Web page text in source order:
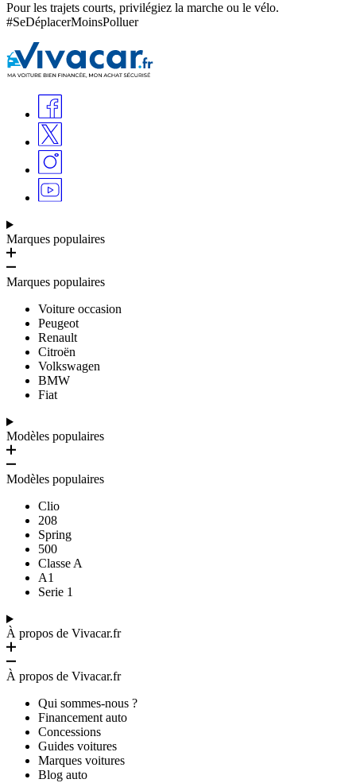
Pour les trajets courts, privilégiez la marche ou le vélo.
#SeDéplacerMoinsPolluer
Marques populaires
Marques populaires
Voiture occasion
Peugeot
Renault
Citroën
Volkswagen
BMW
Fiat
Modèles populaires
Modèles populaires
Clio
208
Spring
500
Classe A
A1
Serie 1
À propos de Vivacar.fr
À propos de Vivacar.fr
Qui sommes-nous ?
Financement auto
Concessions
Guides voitures
Marques voitures
Blog auto